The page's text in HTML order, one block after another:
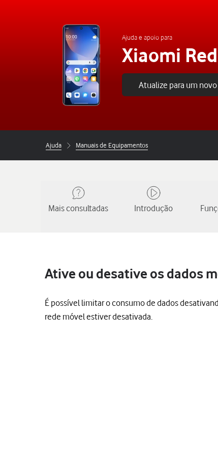
Ajuda e apoio para
Xiaomi
Atualize para um
Ajuda Manuais de Equipamentos
Mais consultadas Introdução
Ative ou desative os dados
É possível limitar o consumo de dados
rede móvel estiver desativada.